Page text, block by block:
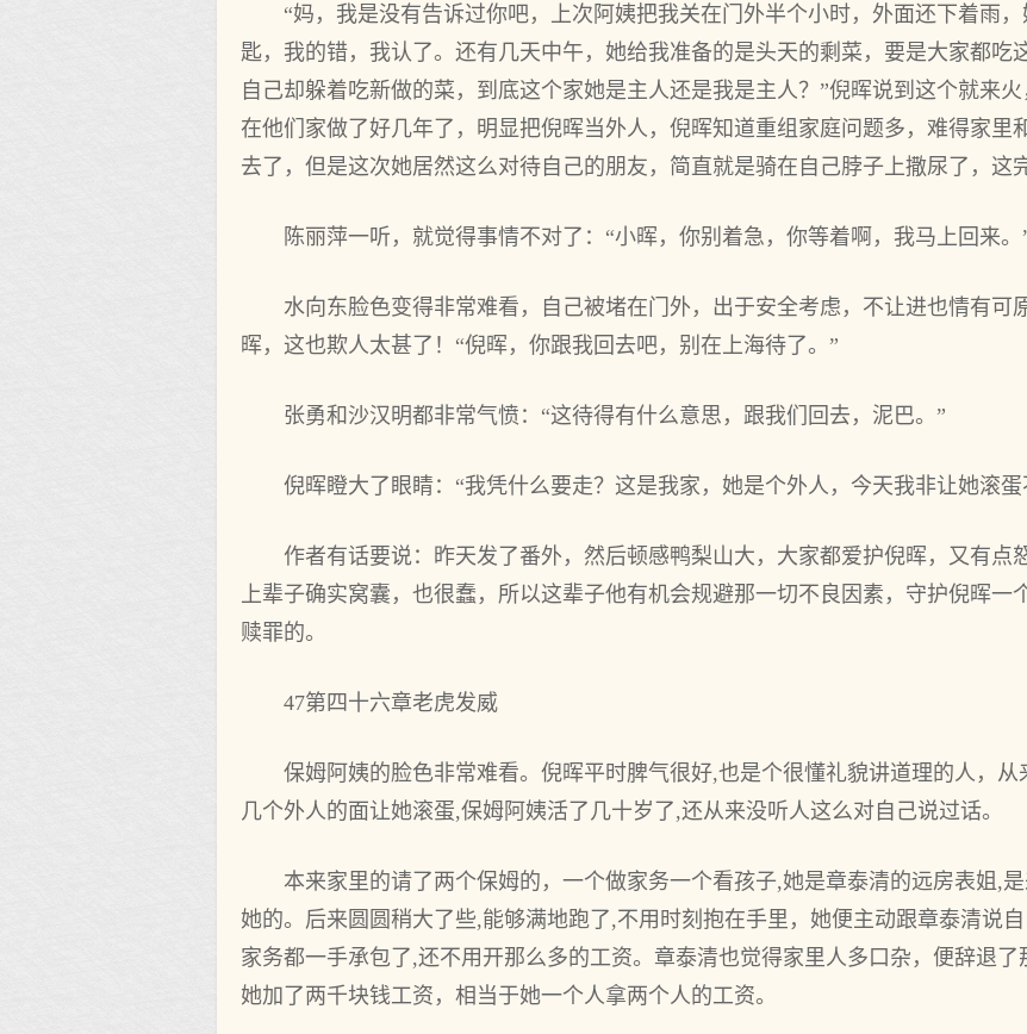
“妈，我是没有告诉过你吧，上次阿姨把我关在门外半个小时，外面还下着雨
匙，我的错，我认了。还有几天中午，她给我准备的是头天的剩菜，要是大家都吃
自己却躲着吃新做的菜，到底这个家她是主人还是我是主人？”倪晖说到这个就来
在他们家做了好几年了，明显把倪晖当外人，倪晖知道重组家庭问题多，难得家里
去了，但是这次她居然这么对待自己的朋友，简直就是骑在自己脖子上撒尿了，这
陈丽萍一听，就觉得事情不对了：“小晖，你别着急，你等着啊，我马上回来。
水向东脸色变得非常难看，自己被堵在门外，出于安全考虑，不让进也情有可
晖，这也欺人太甚了！“倪晖，你跟我回去吧，别在上海待了。”
张勇和沙汉明都非常气愤：“这待得有什么意思，跟我们回去，泥巴。”
倪晖瞪大了眼睛：“我凭什么要走？这是我家，她是个外人，今天我非让她滚蛋
作者有话要说：昨天发了番外，然后顿感鸭梨山大，大家都爱护倪晖，又有点
上辈子确实窝囊，也很蠢，所以这辈子他有机会规避那一切不良因素，守护倪晖一
赎罪的。
47第四十六章老虎发威
保姆阿姨的脸色非常难看。倪晖平时脾气很好,也是个很懂礼貌讲道理的人，
几个外人的面让她滚蛋,保姆阿姨活了几十岁了,还从来没听人这么对自己说过话。
本来家里的请了两个保姆的，一个做家务一个看孩子,她是章泰清的远房表姐,
她的。后来圆圆稍大了些,能够满地跑了,不用时刻抱在手里，她便主动跟章泰清说
家务都一手承包了,还不用开那么多的工资。章泰清也觉得家里人多口杂，便辞退
她加了两千块钱工资，相当于她一个人拿两个人的工资。